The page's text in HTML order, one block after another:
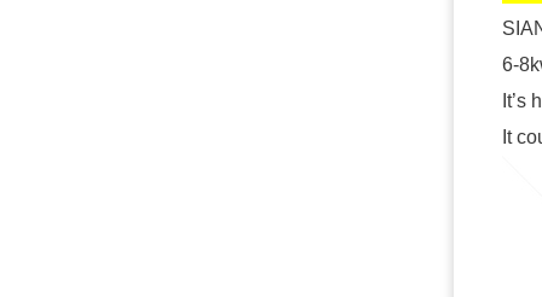
6-
It’s
It